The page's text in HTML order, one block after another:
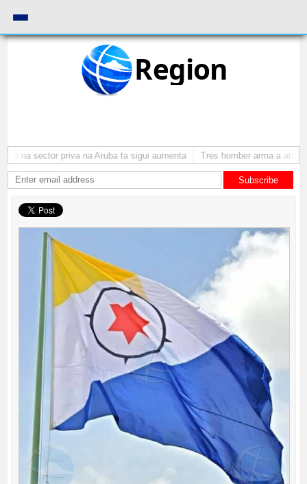
Region
na sector priva na Aruba ta sigui aumenta Tres homber arma a atraca
Subscribe